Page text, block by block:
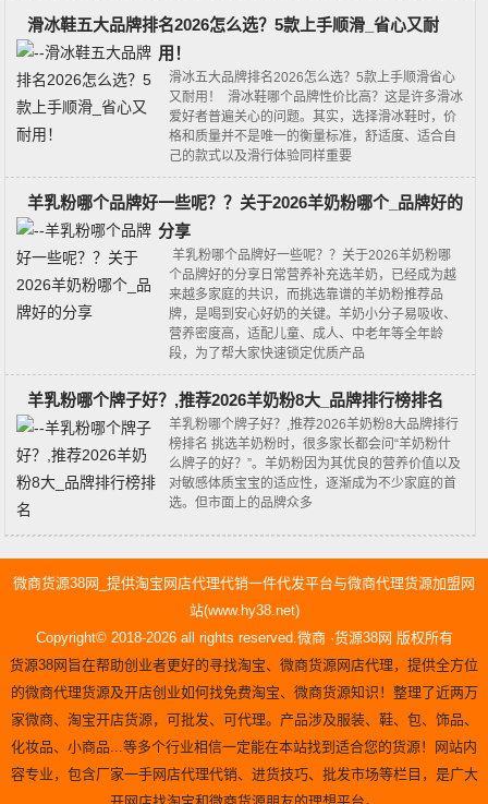
滑冰鞋五大品牌排名2026怎么选？5款上手顺滑_省心又耐
用！
滑冰五大品牌排名2026怎么选？5款上手顺滑省心
又耐用！ 滑冰鞋哪个品牌性价比高？这是许多滑冰
爱好者普遍关心的问题。其实，选择滑冰鞋时，价
格和质量并不是唯一的衡量标准，舒适度、适合自
己的款式以及滑行体验同样重要
羊乳粉哪个品牌好一些呢？？关于2026羊奶粉哪个_品牌好的
分享
羊乳粉哪个品牌好一些呢？？关于2026羊奶粉哪
个品牌好的分享日常营养补充选羊奶，已经成为越
来越多家庭的共识，而挑选靠谱的羊奶粉推荐品
牌，是喝到安心好奶的关键。羊奶小分子易吸收、
营养密度高，适配儿童、成人、中老年等全年龄
段，为了帮大家快速锁定优质产品
羊乳粉哪个牌子好？,推荐2026羊奶粉8大_品牌排行榜排名
羊乳粉哪个牌子好？,推荐2026羊奶粉8大品牌排行
榜排名 挑选羊奶粉时，很多家长都会问“羊奶粉什
么牌子的好？”。羊奶粉因为其优良的营养价值以及
对敏感体质宝宝的适应性，逐渐成为不少家庭的首
选。但市面上的品牌众多
微商货源38网_提供淘宝网店代理代销一件代发平台与微商代理货源加盟网
站(www.hy38.net)
Copyright© 2018-2026 all rights reserved.微商 ·货源38网 版权所有
货源38网旨在帮助创业者更好的寻找淘宝、微商货源网店代理，提供全方位
的微商代理货源及开店创业如何找免费淘宝、微商货源知识！整理了近两万
家微商、淘宝开店货源，可批发、可代理。产品涉及服装、鞋、包、饰品、
化妆品、小商品...等多个行业相信一定能在本站找到适合您的货源！网站内
容专业，包含厂家一手网店代理代销、进货技巧、批发市场等栏目，是广大